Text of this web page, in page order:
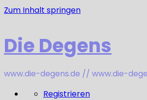
Zum Inhalt springen
Die Degens
www.die-degens.de // www.die-
Registrieren